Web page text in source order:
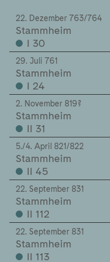
22. Dezember 763/764
Stammheim
I 30
29. Juli 761
Stammheim
I 24
2. November 819?
Stammheim
II 31
5./4. April 821/822
Stammheim
II 45
22. September 831
Stammheim
II 112
22. September 831
Stammheim
II 113